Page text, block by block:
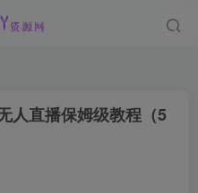
人直播保姆级教程（5